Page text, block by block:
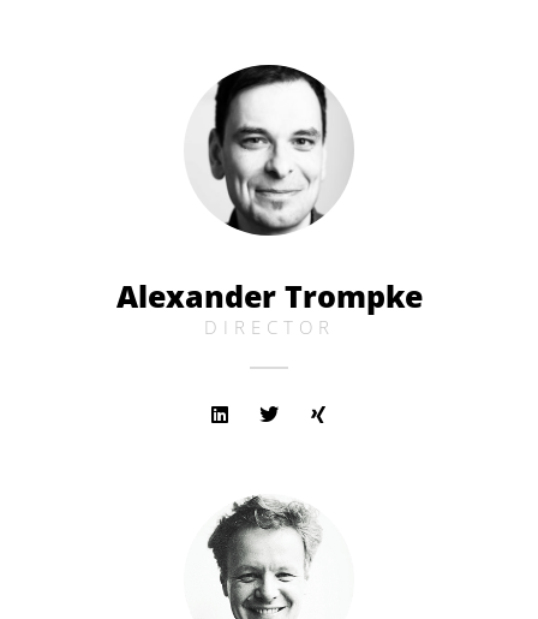
Alexander Trompke
DIRECTOR